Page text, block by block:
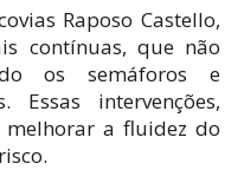
Raposo Castello,
contínuas, que não
os semáforos e
Essas intervenções,
melhorar a fluidez do